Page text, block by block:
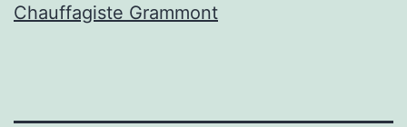
Chauffagiste Grammont